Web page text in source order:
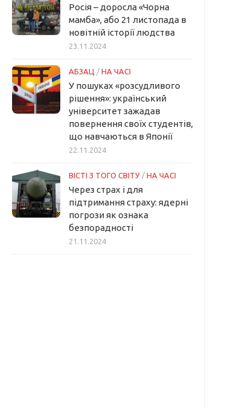
Росія – доросла «Чорна
мамба», або 21 листопада в
новітній історії людства
23.11.2024
АБЗАЦ / НА ЧАСІ
У пошуках «розсудливого
рішення»: український
університет зажадав
повернення своїх студентів,
що навчаються в Японії
22.11.2024
ВІСТІ З ТОГО СВІТУ / НА ЧАСІ
Через страх і для
підтримання страху: ядерні
погрози як ознака
безпорадності
21.11.2024